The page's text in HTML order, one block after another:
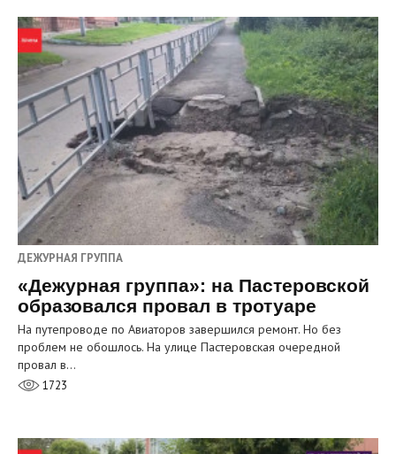
ДЕЖУРНАЯ ГРУППА
«Дежурная группа»: на Пастеровской
образовался провал в тротуаре
На путепроводе по Авиаторов завершился ремонт. Но без
проблем не обошлось. На улице Пастеровская очередной
провал в…
1723